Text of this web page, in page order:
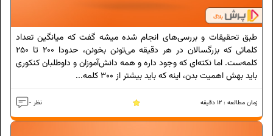
طبق تحقیقات و بررسی‌های انجام شده میشه گفت که میانگین تعداد
کلماتی که بزرگسالان در هر دقیقه می‌تونن بخونن، حدودا 200 تا 250
کلمه‌ست. اما نکته‌ای که وجود داره و همه دانش‌آموزان و داوطلبان کنکوری
باید بهش اهمیت بدن، اینه که باید بیشتر از 300 کلمه...
- نظر زمان مطالعه : 12 دقیقه